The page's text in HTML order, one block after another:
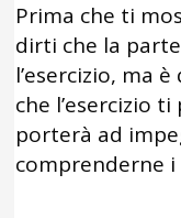
Prima che ti
dirti che la
l’esercizio, ma
che l’esercizio
porterà ad
comprenderne